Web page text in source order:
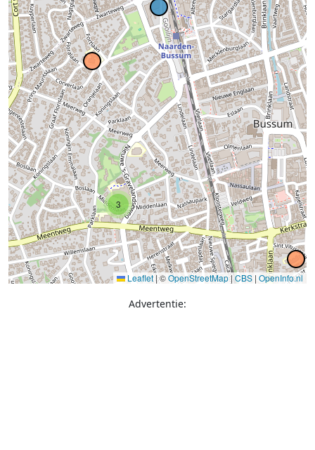
3
Leaflet|©OpenStreetMap|CBS | OpenInfo.nl
Advertentie: